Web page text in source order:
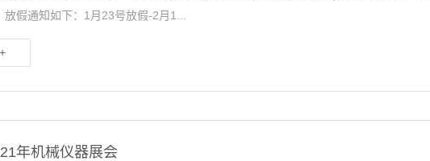
假通知如下：1月23号放假-2月1...
年机械仪器展会